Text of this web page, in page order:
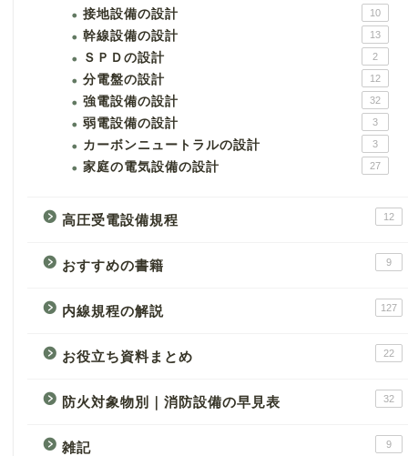
接地設備の設計 10
幹線設備の設計 13
ＳＰＤの設計 2
分電盤の設計 12
強電設備の設計 32
弱電設備の設計 3
カーボンニュートラルの設計 3
家庭の電気設備の設計 27
高圧受電設備規程 12
おすすめの書籍 9
内線規程の解説 127
お役立ち資料まとめ 22
防火対象物別｜消防設備の早見表 32
雑記 9